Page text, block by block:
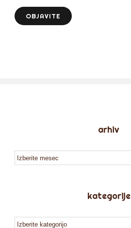
arhiv
arhiv
kategorije
kategorije